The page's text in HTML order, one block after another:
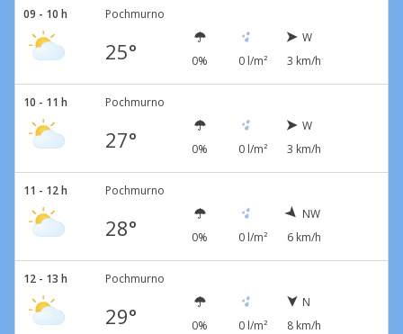
09 - 10 h Pochmurno
25° 0% 0 l/m²
W
3 km/h
10 - 11 h Pochmurno
27° 0% 0 l/m²
W
3 km/h
11 - 12 h Pochmurno
28° 0% 0 l/m²
NW
6 km/h
12 - 13 h Pochmurno
29° 0% 0 l/m²
N
8 km/h